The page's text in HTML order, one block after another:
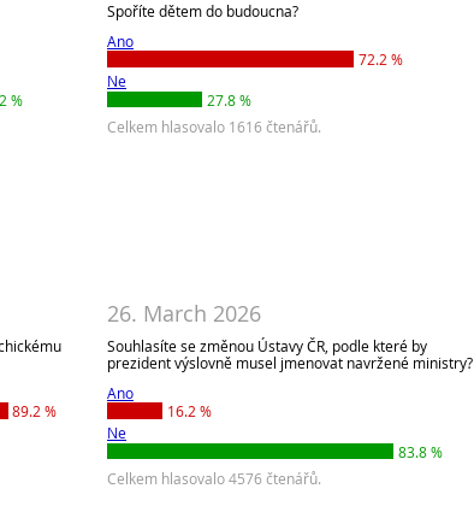
%
Spoříte dětem do budoucna?
Ano
72.2 %
Ne
27.8 %
Celkem hlasovalo 1616 čtenářů.
89.2 %
26. March 2026
Souhlasíte se změnou Ústavy ČR, podle které by
prezident výslovně musel jmenovat navržené ministry?
Ano
16.2 %
Ne
83.8 %
Celkem hlasovalo 4576 čtenářů.